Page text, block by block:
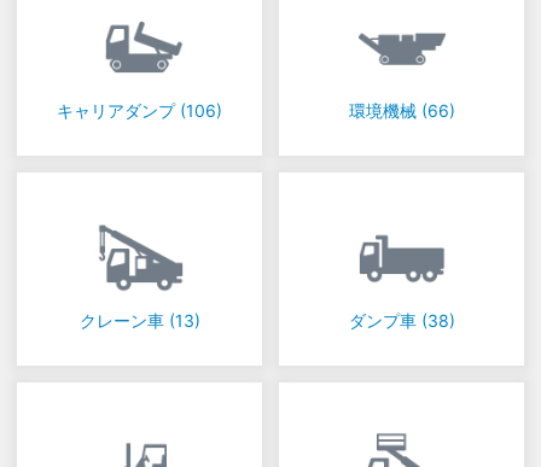
キャリアダンプ (106) 環境機械 (66)
クレーン車 (13) ダンプ車 (38)